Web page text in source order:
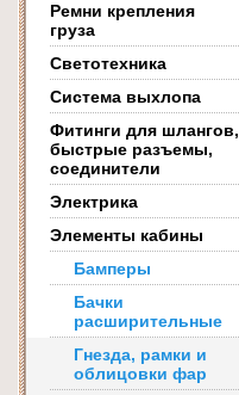
Ремни крепления
груза
Светотехника
Система выхлопа
Фитинги для шлангов,
быстрые разъемы,
соединители
Электрика
Элементы кабины
Бамперы
Бачки
расширительные
Гнезда, рамки и
облицовки фар